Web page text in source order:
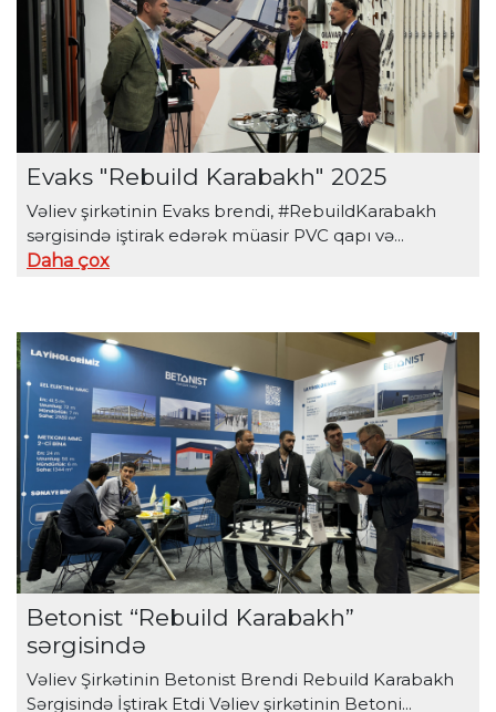
Evaks "Rebuild Karabakh" 2025
Vəliev şirkətinin Evaks brendi, #RebuildKarabakh
sərgisində iştirak edərək müasir PVC qapı və...
Daha çox
Betonist “Rebuild Karabakh”
sərgisində
Vəliev Şirkətinin Betonist Brendi Rebuild Karabakh
Sərgisində İştirak Etdi Vəliev şirkətinin Betoni...